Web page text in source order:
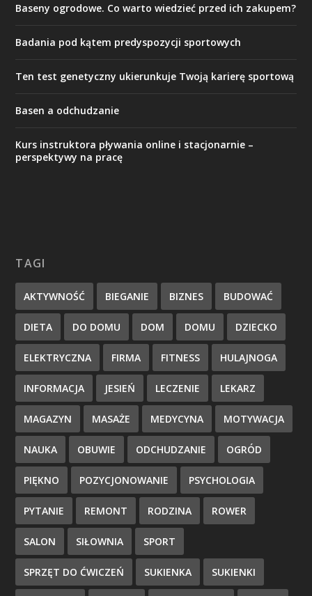
Baseny ogrodowe. Co warto wiedzieć przed ich zakupem?
Badania pod kątem predyspozycji sportowych
Ten test genetyczny ukierunkuje Twoją karierę sportową
Basen a odchudzanie
Kurs instruktora pływania online i stacjonarnie –
perspektywy na pracę
TAGI
AKTYWNOŚĆ BIEGANIE BIZNES BUDOWAĆ
DIETA DO DOMU DOM DOMU DZIECKO
ELEKTRYCZNA FIRMA FITNESS HULAJNOGA
INFORMACJA JESIEŃ LECZENIE LEKARZ
MAGAZYN MASAŻE MEDYCYNA MOTYWACJA
NAUKA OBUWIE ODCHUDZANIE OGRÓD
PIĘKNO POZYCJONOWANIE PSYCHOLOGIA
PYTANIE REMONT RODZINA ROWER
SALON SIŁOWNIA SPORT
SPRZĘT DO ĆWICZEŃ SUKIENKA SUKIENKI